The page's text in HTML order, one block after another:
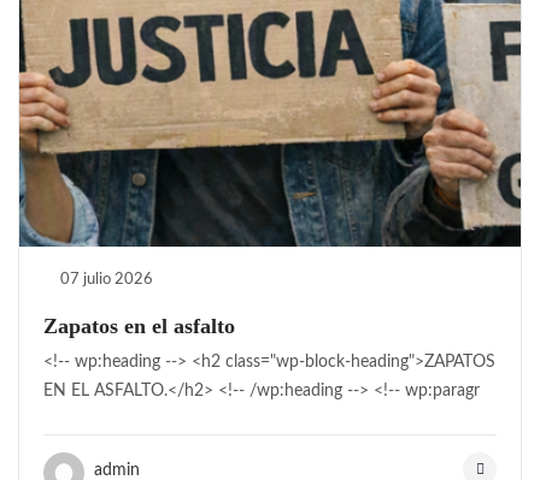
07 julio 2026
Zapatos en el asfalto
<!-- wp:heading --> <h2 class="wp-block-heading">ZAPATOS
EN EL ASFALTO.</h2> <!-- /wp:heading --> <!-- wp:paragr
admin